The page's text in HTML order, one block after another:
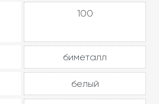
100
биметалл
белый